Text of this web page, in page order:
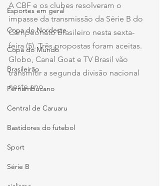
Esportes em geral
Copa do Nordeste
Copa do Mundo
Brasileirão
Pernambucano
Central de Caruaru
Bastidores do futebol
Sport
Série B
A CBF e os clubes resolveram o
impasse da transmissão da Série B do
Campeonato Brasileiro nesta sexta-
feira (5). Três propostas foram aceitas.
Globo, Canal Goat e TV Brasil vão
transmitir a segunda divisão nacional
neste ano.